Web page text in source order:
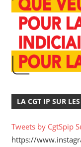
LA CGT IP SUR
Tweets by CgtSpip
https://